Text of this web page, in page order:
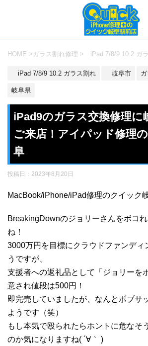
HOME > ガラス割れ修理 > iPad 7/8/9 10.2 ガ
iPad 7/8/9 10.2 ガラス割れ 岐阜市
岐阜県
iPad9のガラス交換修理に
ご来店！アイパッド修理
阜
投稿日： 2023年8月20日
MacBook/iPhone/iPad修理のクイック
BreakingDownのジョリーさんをボコ
ね！
3000万円を目標にクラウドファンディ
うですが、
支援者への返礼品として「ジョリーを
意され値段は500円！
即完売していましたが、なんとボブサ
ようです（笑）
もし本気で殴られたらホントに危なそ
のか気になりますね( ´∀｀ )